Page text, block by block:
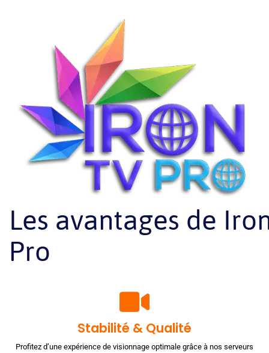
Les avantages de
Pro
Stabilité & Qualité
Profitez d’une expérience de visionnage optimale grâce à nos serveurs